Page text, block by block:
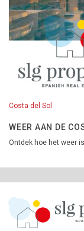
Costa del Sol
WEER AAN DE
Ontdek hoe het weer